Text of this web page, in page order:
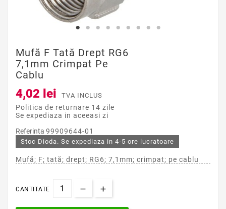
Mufă F Tată Drept RG6
7,1mm Crimpat Pe
Cablu
4,02 lei TVA INCLUS
Politica de returnare 14 zile
Se expediaza in aceeasi zi
Referinta 99909644-01
Stoc Dioda. Se expediaza in 4-5 ore lucratoare
Mufă; F; tată; drept; RG6; 7,1mm; crimpat; pe cablu
CANTITATE